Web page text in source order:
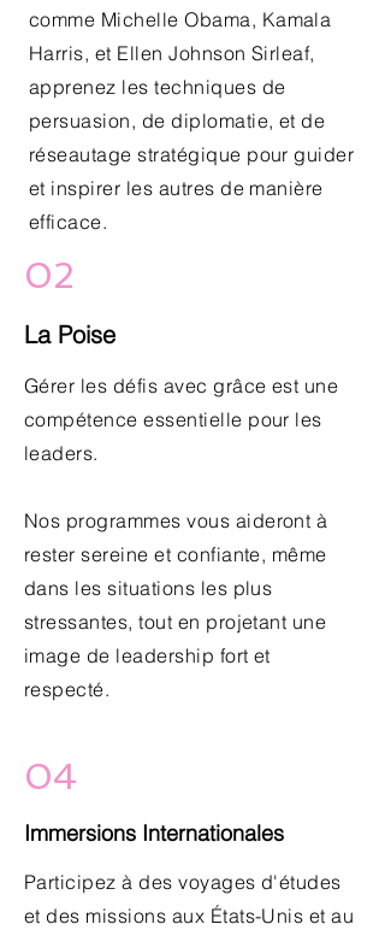
comme Michelle Obama, Kamala
Harris, et Ellen Johnson Sirleaf,
apprenez les techniques de
persuasion, de diplomatie, et de
réseautage stratégique pour guider
et inspirer les autres de manière
efficace.
02
La Poise
Gérer les défis avec grâce est une
compétence essentielle pour les
leaders.
Nos programmes vous aideront à
rester sereine et confiante, même
dans les situations les plus
stressantes, tout en projetant une
image de leadership fort et
respecté.
04
Immersions Internationales
Participez à des voyages d'études
et des missions aux États-Unis et au